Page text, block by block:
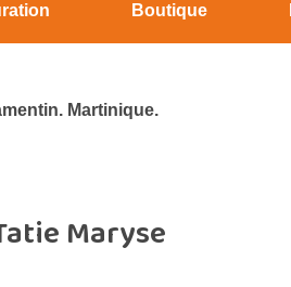
Boutique
Martinique.
Maryse